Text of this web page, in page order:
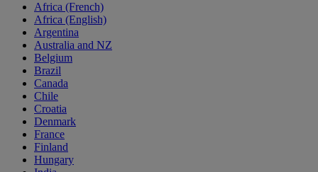
Africa (French)
Africa (English)
Argentina
Australia and NZ
Belgium
Brazil
Canada
Chile
Croatia
Denmark
France
Finland
Hungary